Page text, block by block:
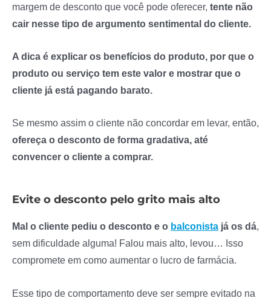
margem de desconto que você pode oferecer, tente não
cair nesse tipo de argumento sentimental do cliente.
A dica é explicar os benefícios do produto, por que o
produto ou serviço tem este valor e mostrar que o
cliente já está pagando barato.
Se mesmo assim o cliente não concordar em levar, então,
ofereça o desconto de forma gradativa, até
convencer o cliente a comprar.
Evite o desconto pelo grito mais alto
Mal o cliente pediu o desconto e o balconista já os dá,
sem dificuldade alguma! Falou mais alto, levou… Isso
compromete em como aumentar o lucro de farmácia.
Esse tipo de comportamento deve ser sempre evitado na